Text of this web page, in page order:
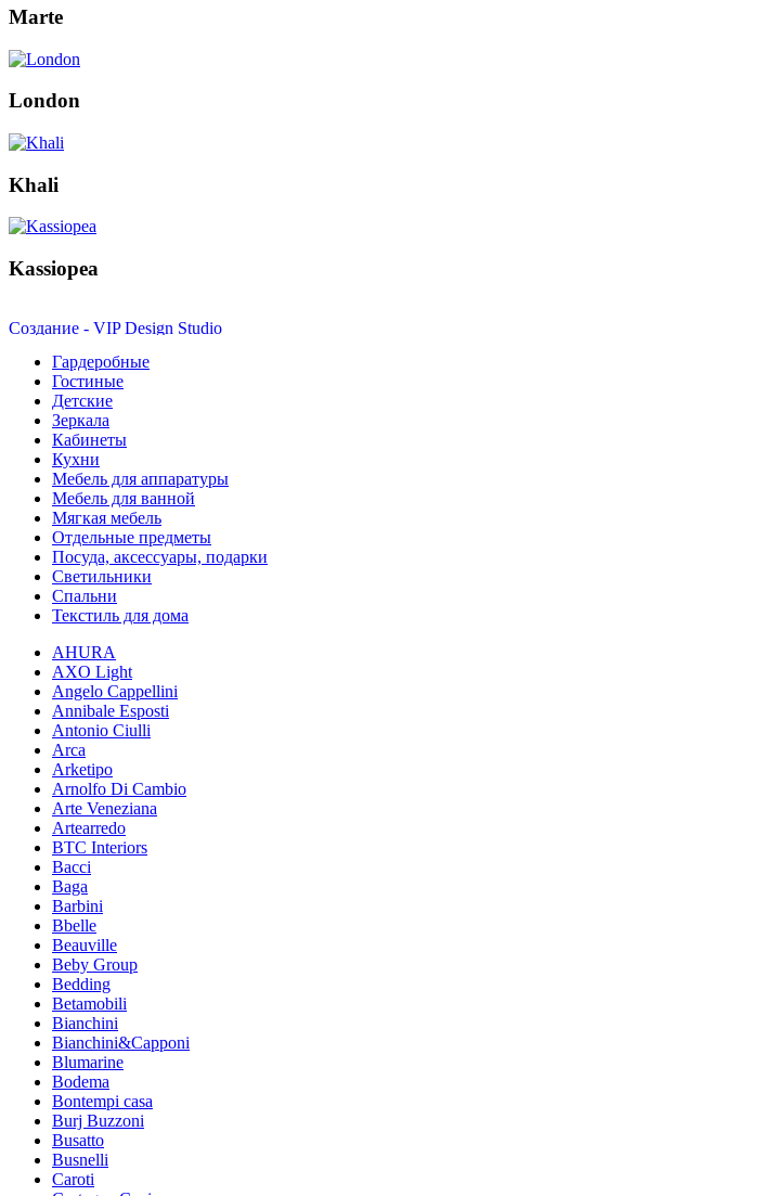
Marte
London
Khali
Kassiopea
Создание - VIP Design Studio
Гардеробные
Гостиные
Детские
Зеркала
Кабинеты
Кухни
Мебель для аппаратуры
Мебель для ванной
Мягкая мебель
Отдельные предметы
Посуда, аксессуары, подарки
Светильники
Спальни
Текстиль для дома
AHURA
AXO Light
Angelo Cappellini
Annibale Esposti
Antonio Ciulli
Arca
Arketipo
Arnolfo Di Cambio
Arte Veneziana
Artearredo
BTC Interiors
Bacci
Baga
Barbini
Bbelle
Beauville
Beby Group
Bedding
Betamobili
Bianchini
Bianchini&Capponi
Blumarine
Bodema
Bontempi casa
Burj Buzzoni
Busatto
Busnelli
Caroti